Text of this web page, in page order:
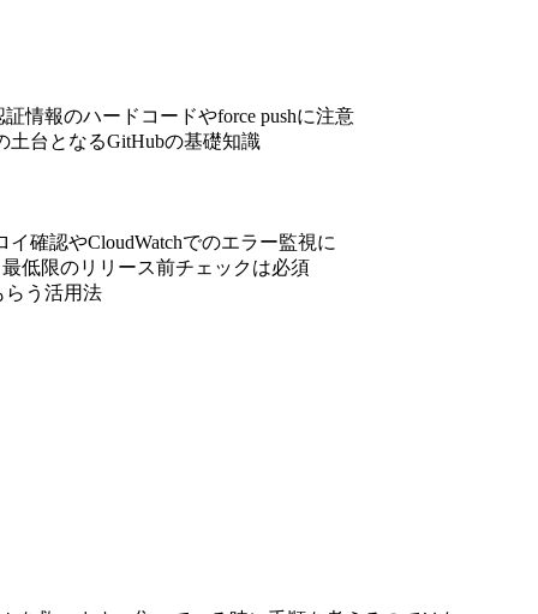
情報のハードコードやforce pushに注意
土台となるGitHubの基礎知識
確認やCloudWatchでのエラー監視に
低限のリリース前チェックは必須
う活用法